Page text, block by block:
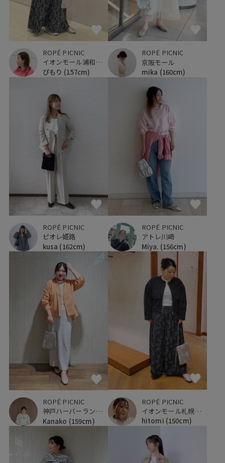
ROPÉ PICNIC
イオンモール浦和美園
ぴもり (157cm)
ROPÉ PICNIC
京阪モール
mika (160cm)
ROPÉ PICNIC
ピオレ姫路
kusa (162cm)
ROPÉ PICNIC
アトレ川崎
Miya. (156cm)
ROPÉ PICNIC
神戸ハーバーランドumie
Kanako (159cm)
ROPÉ PICNIC
イオンモール札幌発寒
hitomi (150cm)